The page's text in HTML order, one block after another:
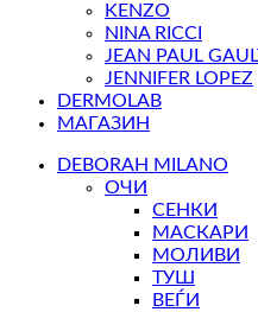
KENZO
NINA RICCI
JEAN PAUL
JENNIFER LOPEZ
DERMOLAB
МАГАЗИН
DEBORAH MILANO
ОЧИ
СЕНКИ
МАСКАРИ
МОЛИВИ
ТУШ
ВЕЃИ